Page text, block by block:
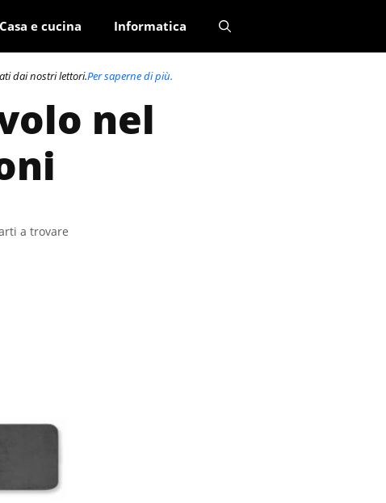
Casa e cucina Informatica
dai nostri lettori.Per saperne di più.
nel
a trovare